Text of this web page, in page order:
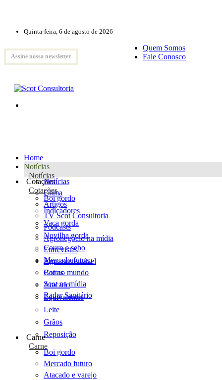
Quinta-feira, 6 de agosto de 2026
Assine nossa newsletter
Quem Somos
Fale Conosco
Home
Notícias
Notícias
Notícias
Clima
Artigos
TV Scot Consultoria
Podcasts
Agronegócio na mídia
Entrevistas
Agro sustentável
Cartas
Scot na mídia
Radar Sanitário
Cotações
Cotações
Boi gordo
Indicadores
Vaca gorda
Novilha gorda
Couro e sebo
Mercado futuro
Boi no mundo
Atacado
Equivalentes
Leite
Grãos
Reposição
Carne
Carne
Boi gordo
Mercado futuro
Atacado e varejo